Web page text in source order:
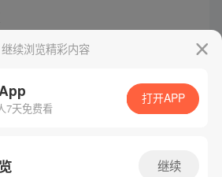
继续浏览精彩内容
7天免费看
打开APP
继续
可证号：粤B2-20090059-5